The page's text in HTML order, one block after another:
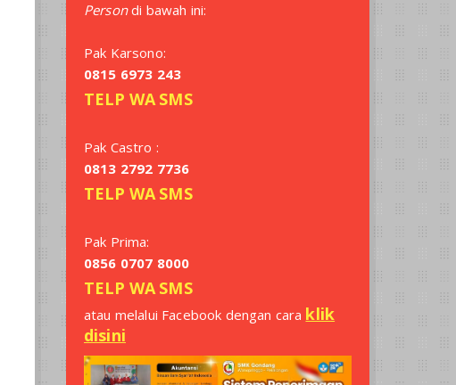
Persondi bawah ini:
Pak Karsono:
0815 6973 243
TELP WA SMS
Pak Castro :
0813 2792 7736
TELP WA SMS
Pak Prima:
0856 0707 8000
TELP WA SMS
atau melalui Facebook dengan cara klik
disini